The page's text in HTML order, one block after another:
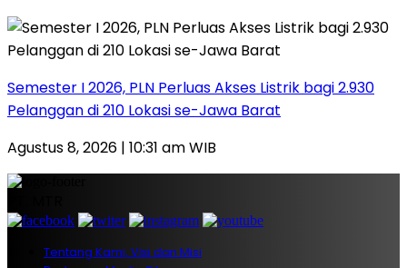
Semester I 2026, PLN Perluas Akses Listrik bagi 2.930
Pelanggan di 210 Lokasi se-Jawa Barat
Agustus 8, 2026 | 10:31 am WIB
Tentang Kami, Visi dan Misi